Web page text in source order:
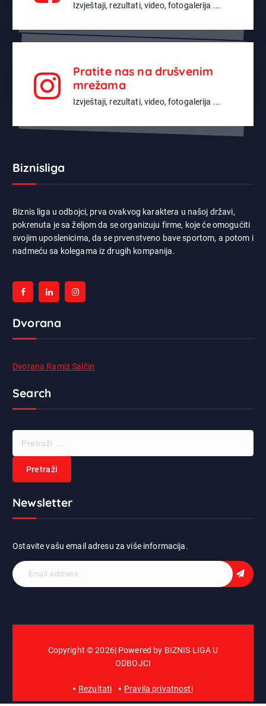
Izvještaji, rezultati, video, fotogalerija ...
Pratite nas na drušvenim
mrežama
Izvještaji, rezultati, video, fotogalerija ...
Biznisliga
Biznis liga u odbojci, prva ovakvog karaktera u našoj državi,
pokrenuta je sa željom da se organizuju firme, koje će omogućiti
svojim uposlenicima, da se prvenstveno bave sportom, a potom i
nadmeću sa kolegama iz drugih kompanija.
Dvorana
Dvorana Ramiz Salčin
Search
a
:
Newsletter
Ostavite vašu email adresu za više informacija.
Copyright © 2026| Powered by BIZNIS LIGA U
ODBOJCI
Rezultati Pravila privatnosti